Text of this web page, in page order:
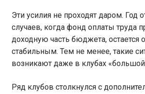
Эти усилия не проходят даром. Год
случаев, когда фонд оплаты труда
доходную часть бюджета, остается
стабильным. Тем не менее, такие
возникают даже в клубах «большой
Ряд клубов столкнулся с